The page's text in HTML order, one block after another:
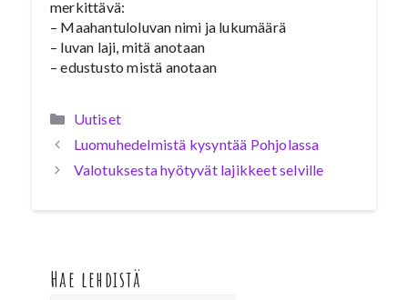
merkittävä:
– Maahantuloluvan nimi ja lukumäärä
– luvan laji, mitä anotaan
– edustusto mistä anotaan
Kategoriat
Uutiset
Luomuhedelmistä kysyntää Pohjolassa
Valotuksesta hyötyvät lajikkeet selville
Hae lehdistä